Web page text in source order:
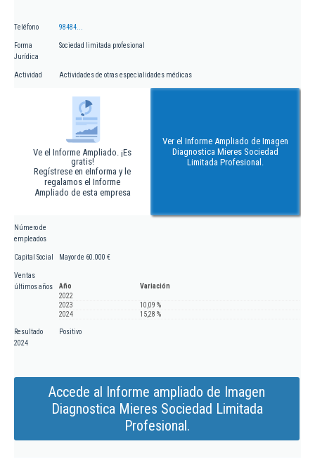
Teléfono 98484...
Forma
Jurídica
Sociedad limitada profesional
Actividad Actividades de otras especialidades médicas
Ve el Informe Ampliado. ¡Es
gratis!
Regístrese en eInforma y le
regalamos el Informe
Ampliado de esta empresa
Ver el Informe Ampliado de Imagen
Diagnostica Mieres Sociedad
Limitada Profesional.
Número de
empleados
Capital Social Mayor de 60.000 €
Ventas
últimos años
Año
Variación
2022
2023
10,09 %
2024
15,28 %
Resultado
2024
Positivo
Accede al Informe ampliado de Imagen
Diagnostica Mieres Sociedad Limitada
Profesional.